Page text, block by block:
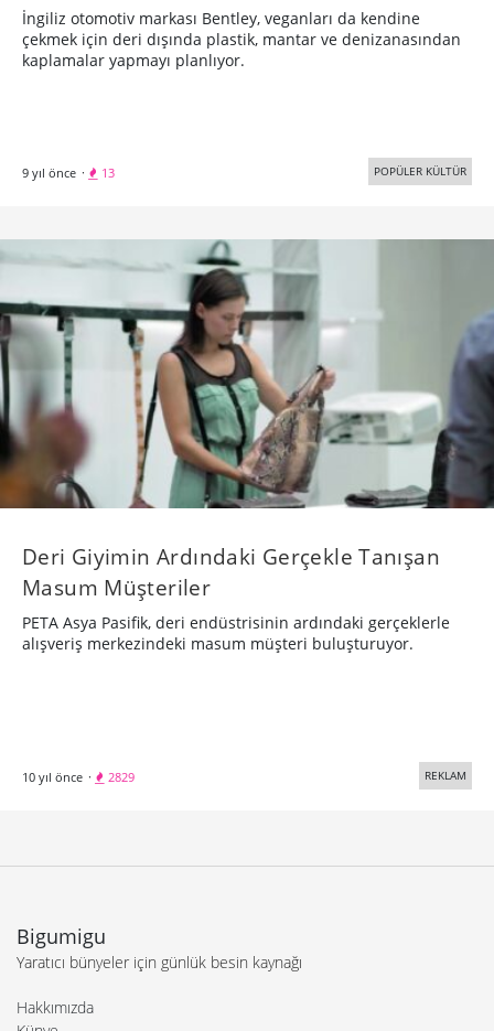
İngiliz otomotiv markası Bentley, veganları da kendine
çekmek için deri dışında plastik, mantar ve denizanasından
kaplamalar yapmayı planlıyor.
9 yıl önce · 13 POPÜLER KÜLTÜR
Deri Giyimin Ardındaki Gerçekle Tanışan
Masum Müşteriler
PETA Asya Pasifik, deri endüstrisinin ardındaki gerçeklerle
alışveriş merkezindeki masum müşteri buluşturuyor.
10 yıl önce · 2829 REKLAM
Bigumigu
Yaratıcı bünyeler için günlük besin kaynağı
Hakkımızda